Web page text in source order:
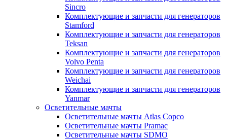
Sincro
Комплектующие и запчасти для генераторов
Stamford
Комплектующие и запчасти для генераторов
Teksan
Комплектующие и запчасти для генераторов
Volvo Penta
Комплектующие и запчасти для генераторов
Weichai
Комплектующие и запчасти для генераторов
Yanmar
Осветительные мачты
Осветительные мачты Atlas Copco
Осветительные мачты Pramac
Осветительные мачты SDMO